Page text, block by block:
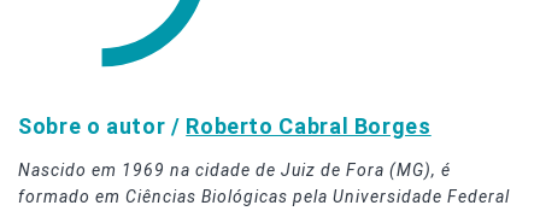
Sobre o autor / Roberto Cabral Borges
Nascido em 1969 na cidade de Juiz de Fora (MG), é
formado em Ciências Biológicas pela Universidade Federal